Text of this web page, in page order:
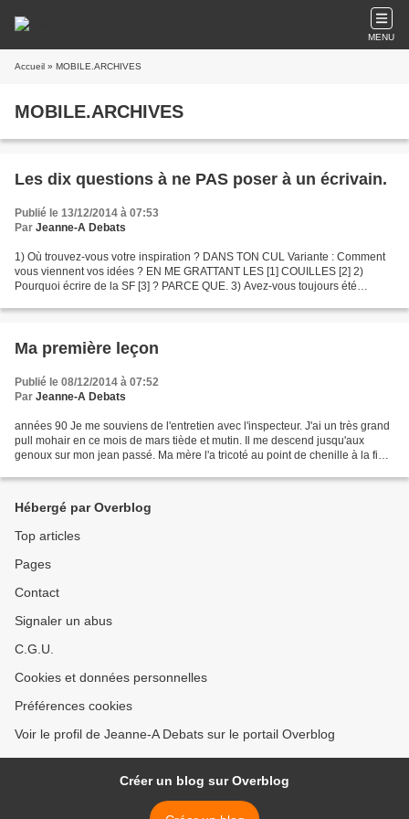
MENU
Accueil » MOBILE.ARCHIVES
MOBILE.ARCHIVES
Les dix questions à ne PAS poser à un écrivain.
Publié le 13/12/2014 à 07:53
Par Jeanne-A Debats
1) Où trouvez-vous votre inspiration ? DANS TON CUL Variante : Comment
vous viennent vos idées ? EN ME GRATTANT LES [1] COUILLES [2] 2)
Pourquoi écrire de la SF [3] ? PARCE QUE. 3) Avez-vous toujours été
Ma première leçon
Publié le 08/12/2014 à 07:52
Par Jeanne-A Debats
années 90 Je me souviens de l'entretien avec l'inspecteur. J'ai un très grand
pull mohair en ce mois de mars tiède et mutin. Il me descend jusqu'aux
genoux sur mon jean passé. Ma mère l'a tricoté au point de chenille à la fin
Hébergé par Overblog
Top articles
Pages
Contact
Signaler un abus
C.G.U.
Cookies et données personnelles
Préférences cookies
Voir le profil de Jeanne-A Debats sur le portail Overblog
Créer un blog sur Overblog